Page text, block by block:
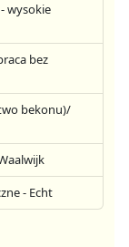
wysokie
bez
bekonu)/
- Echt